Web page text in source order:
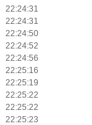
22:24:31
22:24:31
22:24:50
22:24:52
22:24:56
22:25:16
22:25:19
22:25:22
22:25:22
22:25:23